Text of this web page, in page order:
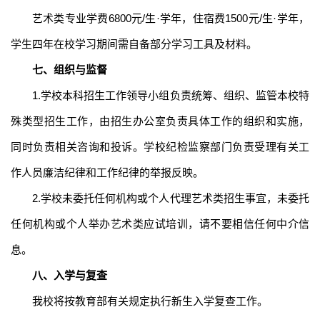
艺术类专业学费6800元/生·学年，住宿费1500元/生·学年，
学生四年在校学习期间需自备部分学习工具及材料。
七、 组织与监督
1.学校本科招生工作领导小组负责统筹、组织、监管本校特
殊类型招生工作，由招生办公室负责具体工作的组织和实施，
同时负责相关咨询和投诉。学校纪检监察部门负责受理有关工
作人员廉洁纪律和工作纪律的举报反映。
2.学校未委托任何机构或个人代理艺术类招生事宜，未委托
任何机构或个人举办艺术类应试培训，请不要相信任何中介信
息。
八、入学与复查
我校将按教育部有关规定执行新生入学复查工作。